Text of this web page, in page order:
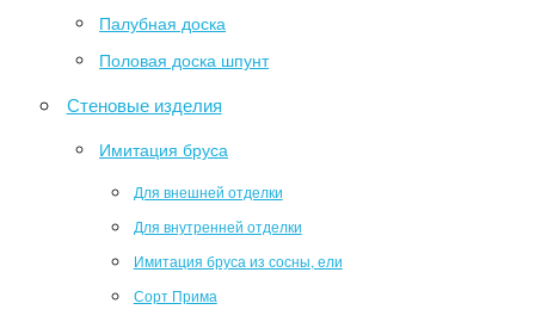
Палубная доска
Половая доска шпунт
Стеновые изделия
Имитация бруса
Для внешней отделки
Для внутренней отделки
Имитация бруса из сосны, ели
Сорт Прима